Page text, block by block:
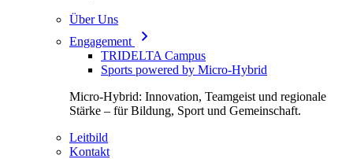
Über Uns
Engagement
TRIDELTA Campus
Sports powered by Micro-Hybrid
Micro-Hybrid: Innovation, Teamgeist und regionale
Stärke – für Bildung, Sport und Gemeinschaft.
Leitbild
Kontakt